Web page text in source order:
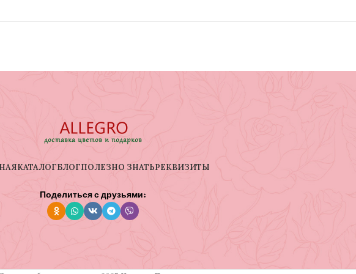
КАТАЛОГБЛОГПОЛЕЗНО ЗНАТЬРЕКВИЗИТЫ
Поделиться с друзьями: